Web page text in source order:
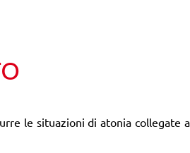
le situazioni di atonia collegate